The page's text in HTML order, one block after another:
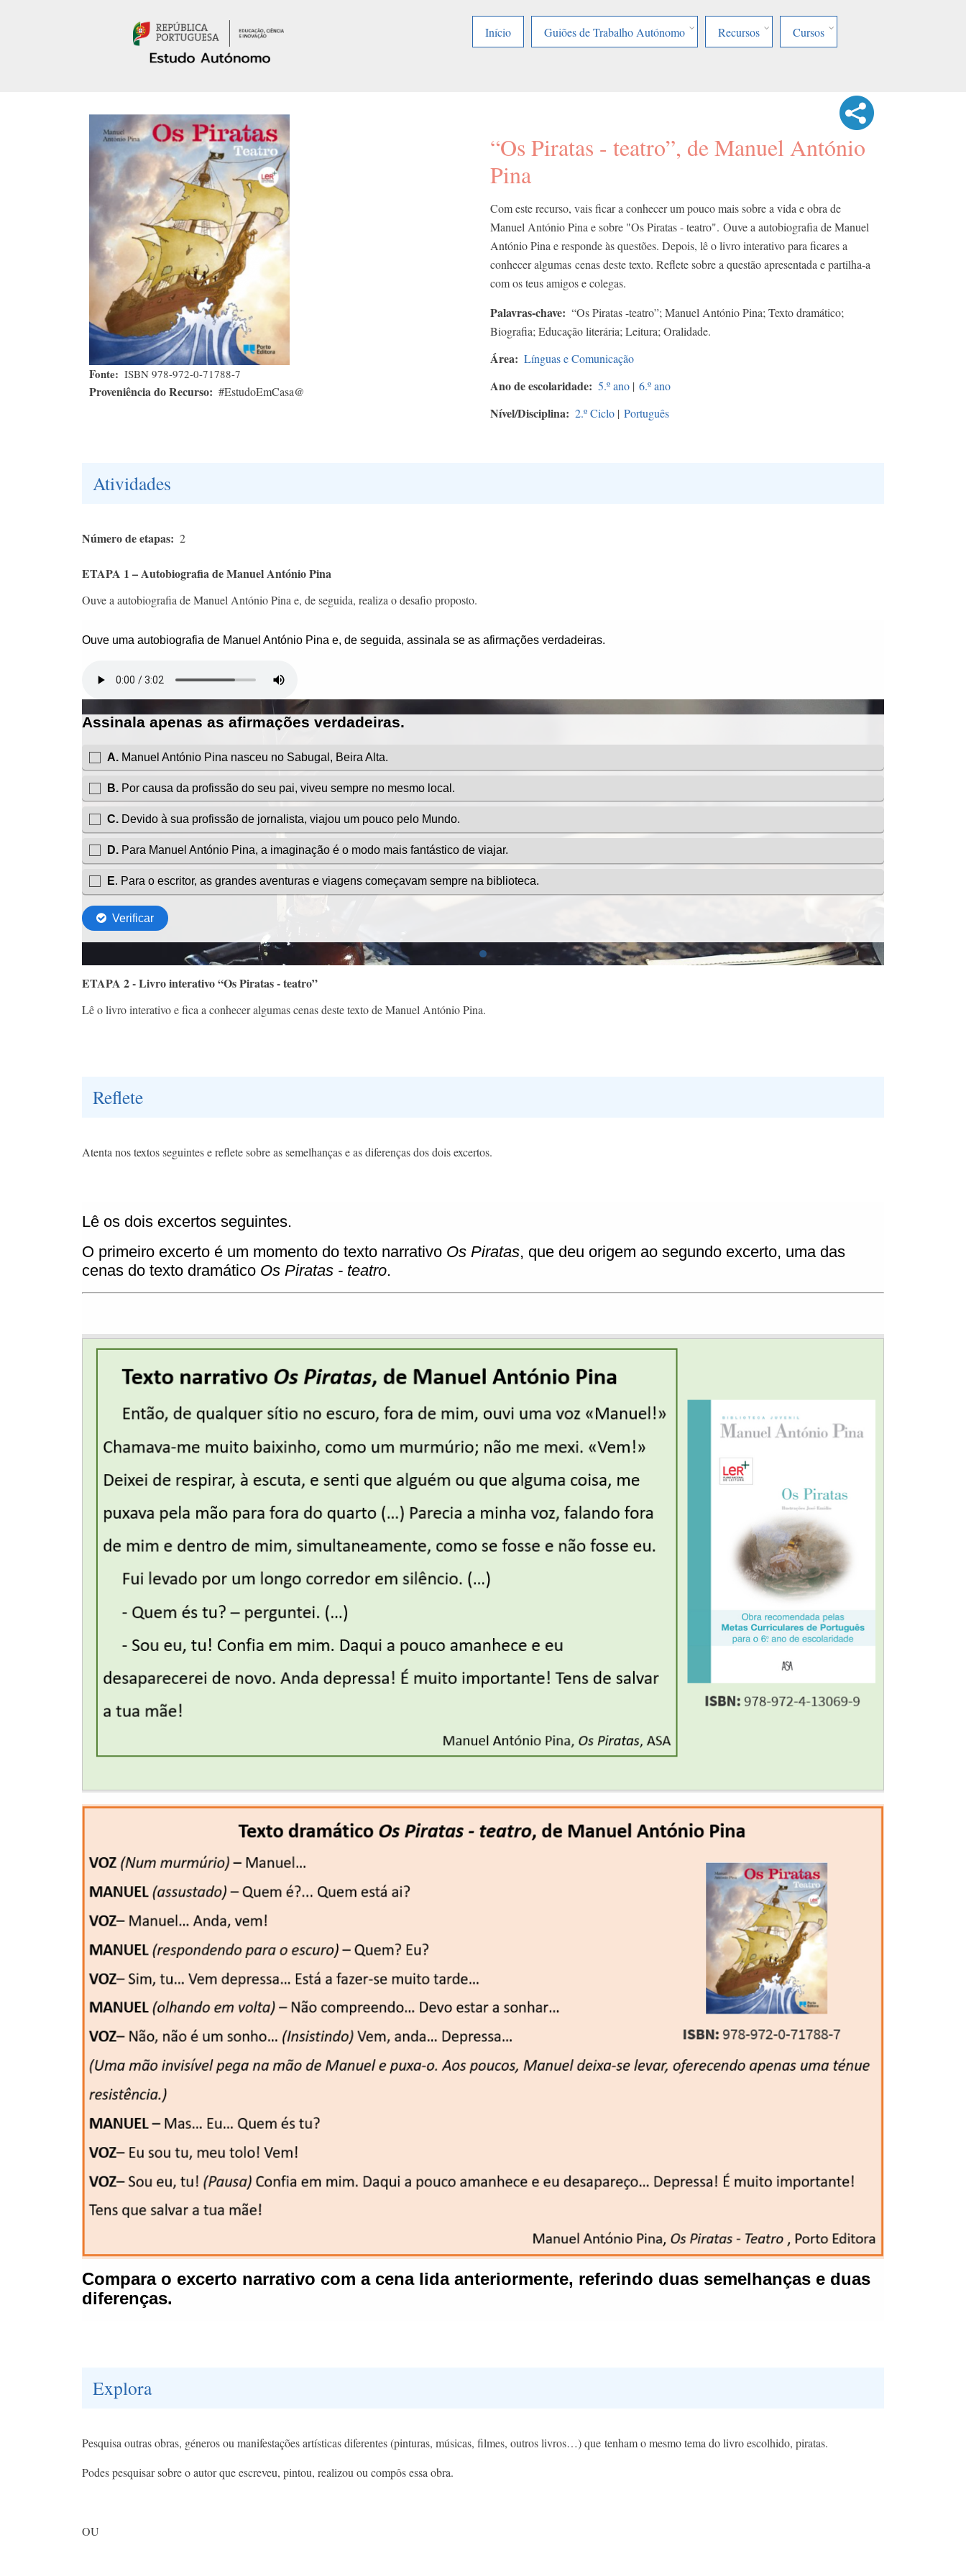
Início
Guiões de Trabalho Autónomo Recursos Cursos
Fonte ISBN 978-972-0-71788-7
Proveniência do Recurso #EstudoEmCasa@
“Os Piratas - teatro”, de Manuel António
Pina
Com este recurso, vais ficar a conhecer um pouco mais sobre a vida e obra de
Manuel António Pina e sobre "Os Piratas - teatro". Ouve a autobiografia de Manuel
António Pina e responde às questões. Depois, lê o livro interativo para ficares a
conhecer algumas cenas deste texto. Reflete sobre a questão apresentada e partilha-a
com os teus amigos e colegas.
Palavras-chave
“Os Piratas -teatro”; Manuel António Pina; Texto dramático;
Biografia; Educação literária; Leitura; Oralidade.
Área Línguas e Comunicação
Ano de escolaridade 5.º ano | 6.º ano
Nível/Disciplina 2.º Ciclo | Português
Atividades
Número de etapas 2
ETAPA 1 – Autobiografia de Manuel António Pina
Ouve a autobiografia de Manuel António Pina e, de seguida, realiza o desafio proposto.
ETAPA 2 - Livro interativo “Os Piratas - teatro”
Lê o livro interativo e fica a conhecer algumas cenas deste texto de Manuel António Pina.
Reflete
Atenta nos textos seguintes e reflete sobre as semelhanças e as diferenças dos dois excertos.
Explora
Pesquisa outras obras, géneros ou manifestações artísticas diferentes (pinturas, músicas, filmes, outros livros…) que tenham o mesmo tema do livro escolhido, piratas.​
Podes pesquisar sobre o autor que escreveu, pintou, realizou ou compôs essa obra.​
OU​